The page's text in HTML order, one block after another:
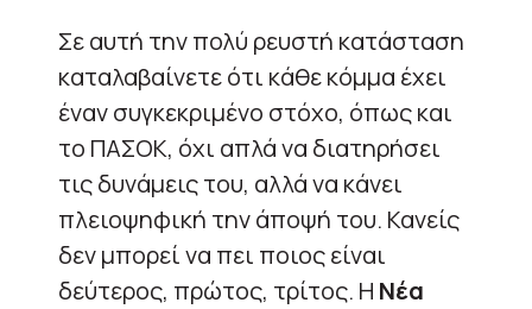
Σε αυτή την πολύ ρευστή κατάσταση
καταλαβαίνετε ότι κάθε κόμμα έχει
έναν συγκεκριμένο στόχο, όπως και
το ΠΑΣΟΚ, όχι απλά να διατηρήσει
τις δυνάμεις του, αλλά να κάνει
πλειοψηφική την άποψή του. Κανείς
δεν μπορεί να πει ποιος είναι
δεύτερος, πρώτος, τρίτος. Η Νέα